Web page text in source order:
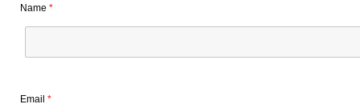
Name *
Email *